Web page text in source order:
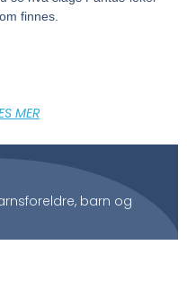
finnes.
MER
barn og